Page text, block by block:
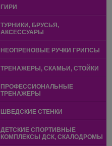
ГИРИ
ТУРНИКИ, БРУСЬЯ,
АКСЕССУАРЫ
НЕОПРЕНОВЫЕ РУЧКИ ГРИПСЫ
ТРЕНАЖЕРЫ, СКАМЬИ, СТОЙКИ
ПРОФЕССИОНАЛЬНЫЕ
ТРЕНАЖЕРЫ
ШВЕДСКИЕ СТЕНКИ
ДЕТСКИЕ СПОРТИВНЫЕ
КОМПЛЕКСЫ ДСК, СКАЛОДРОМЫ